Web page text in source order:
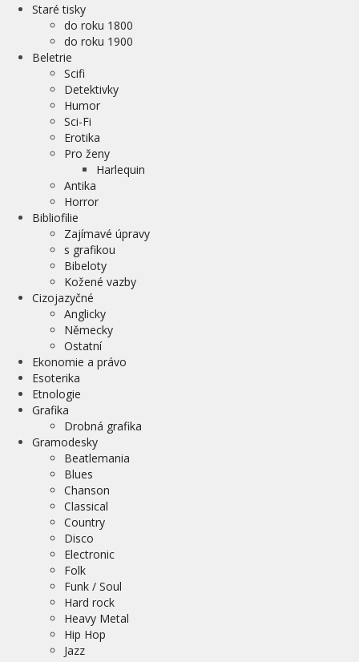
Staré tisky
do roku 1800
do roku 1900
Beletrie
Scifi
Detektivky
Humor
Sci-Fi
Erotika
Pro ženy
Harlequin
Antika
Horror
Bibliofilie
Zajímavé úpravy
s grafikou
Bibeloty
Kožené vazby
Cizojazyčné
Anglicky
Německy
Ostatní
Ekonomie a právo
Esoterika
Etnologie
Grafika
Drobná grafika
Gramodesky
Beatlemania
Blues
Chanson
Classical
Country
Disco
Electronic
Folk
Funk / Soul
Hard rock
Heavy Metal
Hip Hop
Jazz